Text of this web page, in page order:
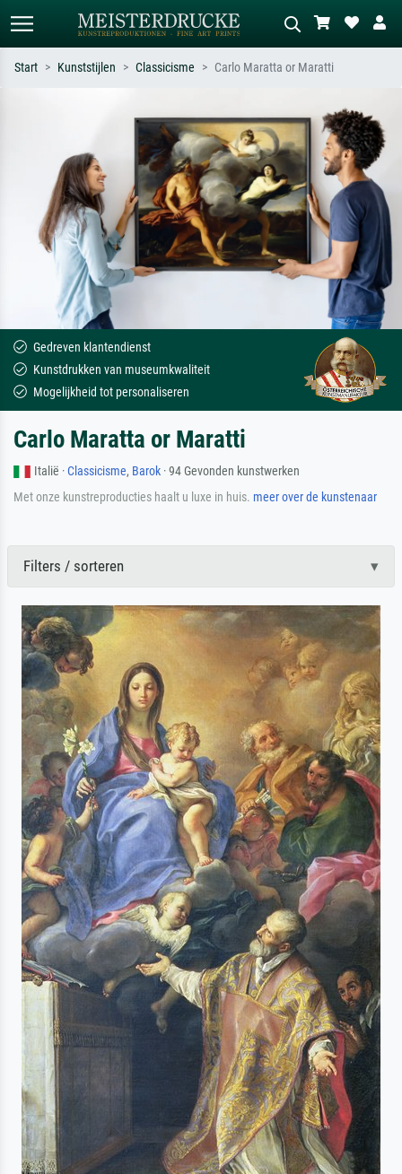
Zoek op kunstenaar, titel of stijl – bijv.
Monet, Sterrennacht, impressionisme,
Hokusai-golf, naakt.
Beschrijf de scène – bijv. groene
weide, abstract met veel rood, donker
olieverfschilderij, staand naakt naast
een boom.
Start Kunststijlen Classicisme Carlo Maratta or Maratti
Gedreven klantendienst
Kunstdrukken van museumkwaliteit
Mogelijkheid tot personaliseren
Carlo Maratta or Maratti
Italië ·Classicisme, Barok · 94 Gevonden kunstwerken
Met onze kunstreproducties haalt u luxe in huis. meer over de kunstenaar
Filters / sorteren